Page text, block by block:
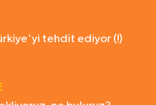
tehdit ediyor (!)